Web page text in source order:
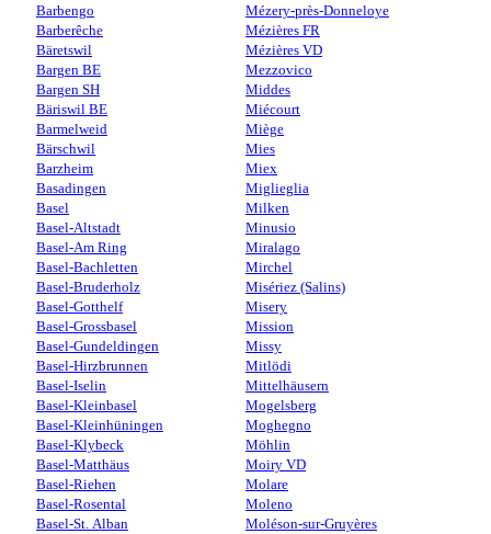
Barbengo
Barberêche
Bäretswil
Bargen BE
Bargen SH
Bäriswil BE
Barmelweid
Bärschwil
Barzheim
Basadingen
Basel
Basel-Altstadt
Basel-Am Ring
Basel-Bachletten
Basel-Bruderholz
Basel-Gotthelf
Basel-Grossbasel
Basel-Gundeldingen
Basel-Hirzbrunnen
Basel-Iselin
Basel-Kleinbasel
Basel-Kleinhüningen
Basel-Klybeck
Basel-Matthäus
Basel-Riehen
Basel-Rosental
Basel-St. Alban
Mézery-près-Donneloye
Mézières FR
Mézières VD
Mezzovico
Middes
Miécourt
Miège
Mies
Miex
Miglieglia
Milken
Minusio
Miralago
Mirchel
Misériez (Salins)
Misery
Mission
Missy
Mitlödi
Mittelhäusern
Mogelsberg
Moghegno
Möhlin
Moiry VD
Molare
Moleno
Moléson-sur-Gruyères